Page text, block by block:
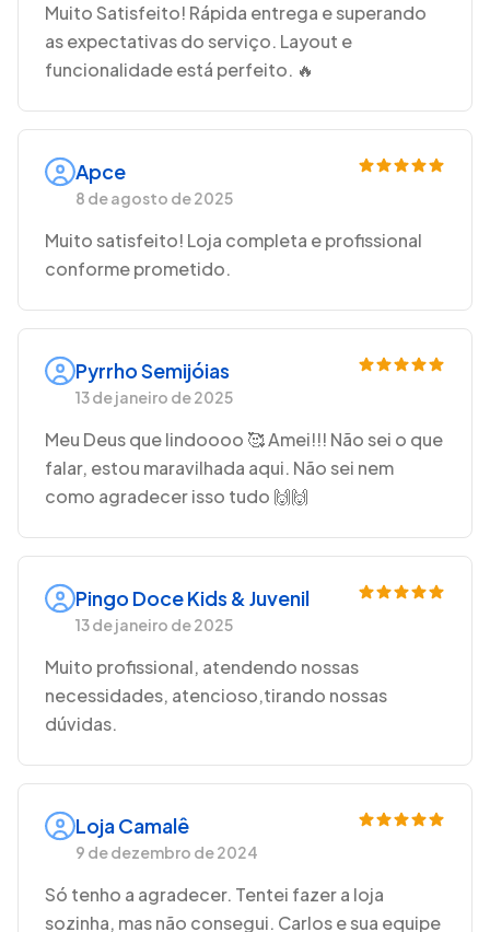
Muito Satisfeito! Rápida entrega e superando
as expectativas do serviço. Layout e
funcionalidade está perfeito. 🔥
Apce
8 de agosto de 2025
Muito satisfeito! Loja completa e profissional
conforme prometido.
Pyrrho Semijóias
13 de janeiro de 2025
Meu Deus que lindoooo 🥰 Amei!!! Não sei o que
falar, estou maravilhada aqui. Não sei nem
como agradecer isso tudo 🙌🙌
Pingo Doce Kids & Juvenil
13 de janeiro de 2025
Muito profissional, atendendo nossas
necessidades, atencioso,tirando nossas
dúvidas.
Loja Camalê
9 de dezembro de 2024
Só tenho a agradecer. Tentei fazer a loja
sozinha, mas não consegui. Carlos e sua equipe